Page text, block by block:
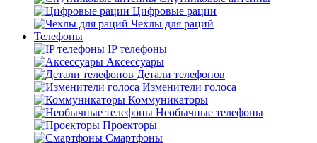
Цифровые рации
Чехлы для раций
Телефоны
IP телефоны
Аксессуары
Детали телефонов
Изменители голоса
Коммуникаторы
Необычные телефоны
Проекторы
Смартфоны